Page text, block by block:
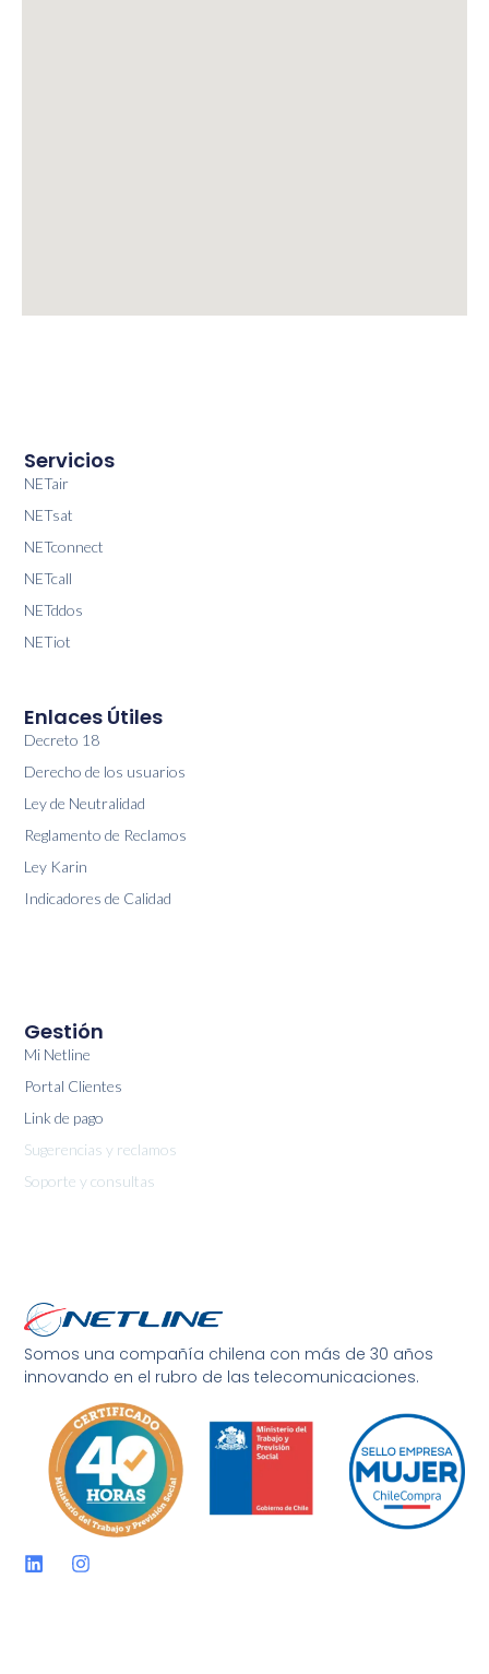
Somos una compañía chilena con más de 30 años
innovando en el rubro de las telecomunicaciones.
Servicios
NETair
NETsat
NETconnect
NETcall
NETddos
NETiot
Enlaces Útiles
Decreto 18
Derecho de los usuarios
Ley de Neutralidad
Reglamento de Reclamos
Ley Karin
Indicadores de Calidad
Gestión
Mi Netline
Portal Clientes
Link de pago
Sugerencias y reclamos
Soporte y consultas